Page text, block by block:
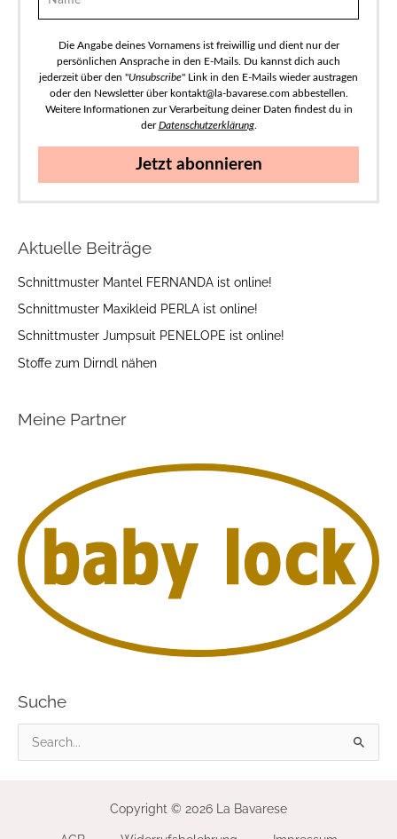
Die Angabe deines Vornamens ist freiwillig und dient nur der
persönlichen Ansprache in den E-Mails. Du kannst dich auch
jederzeit über den "Unsubscribe" Link in den E-Mails wieder austragen
oder den Newsletter über kontakt@la-bavarese.com abbestellen.
Weitere Informationen zur Verarbeitung deiner Daten findest du in
derDatenschutzerklärung.
Jetzt abonnieren
Aktuelle Beiträge
Schnittmuster Mantel FERNANDA ist online!
Schnittmuster Maxikleid PERLA ist online!
Schnittmuster Jumpsuit PENELOPE ist online!
Stoffe zum Dirndl nähen
Meine Partner
Suche
Copyright © 2026 La Bavarese